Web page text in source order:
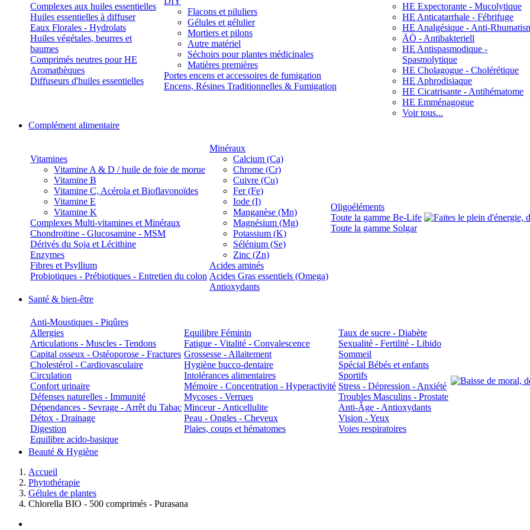
Complexes aux huiles essentielles
Huiles essentielles à diffuser
Eaux Florales - Hydrolats
Huiles végétales, beurres et
baumes
Comprimés neutres pour HE
Aromathèques
Diffuseurs d'huiles essentielles
Flacons et piluliers
Gélules et gélulier
Mortiers et pilons
Autre matériel
Séchoirs pour plantes médicinales
Matières premières
Portes encens et accessoires de fumigation
Encens, Résines Traditionnelles & Fumigation
HE Expectorante - Mucolytique
HE Anticatarrhale - Fébrifuge
HE Analgésique - Anti-
ÄÖ - Antibakteriell
HE Antispasmodique -
Spasmolytique
HE Cholagogue - Cholérétique
HE Aphrodisiaque
HE Cicatrisante - Antihématome
HE Emménagogue
Voir tous...
Complément alimentaire
Vitamines
Vitamine A & D / huile de foie de morue
Vitamine B
Vitamine C, Acérola et Bioflavonoïdes
Vitamine E
Vitamine K
Complexes Multi-vitamines et Minéraux
Chondroïtine - Glucosamine - MSM
Dérivés du Soja et Lécithine
Enzymes
Fibres et Psyllium
Probiotiques - Prébiotiques - Entretien du colon
Minéraux
Calcium (Ca)
Chrome (Cr)
Cuivre (Cu)
Fer (Fe)
Iode (I)
Manganèse (Mn)
Magnésium (Mg)
Potassium (K)
Sélénium (Se)
Zinc (Zn)
Acides aminés
Acides Gras essentiels (Omega)
Antioxydants
Oligoéléments
Toute la gamme Be-Life
Toute la gamme Solgar
Santé & bien-être
Anti-Moustiques - Piqûres
Allergies
Articulations - Muscles - Tendons
Capital osseux - Ostéoporose - Fractures
Cholestérol - Cardiovasculaire
Circulation
Confort urinaire
Défenses naturelles - Immunité
Dépendances - Sevrage - Arrêt du Tabac
Détox - Drainage
Digestion
Equilibre acido-basique
Equilibre Féminin
Fatigue - Vitalité - Convalescence
Grossesse - Allaitement
Hygiène bucco-dentaire
Intolérances alimentaires
Mémoire - Concentration - Hyperactivité
Mycoses - Verrues
Minceur - Anticellulite
Peau - Ongles - Cheveux
Plaies, coups et hématomes
Taux de sucre - Diabète
Sexualité - Fertilité - Libido
Sommeil
Spécial Bébés et enfants
Sportifs
Stress - Dépression - Anxiété
Troubles Masculins - Prostate
Anti-Âge - Antioxydants
Vision - Yeux
Voies respiratoires
Beauté & Hygiène
Accueil
Phytothérapie
Gélules de plantes
Chlorella BIO - 500 comprimés - Purasana